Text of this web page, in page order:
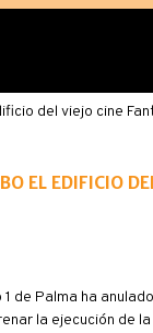
del viejo cine
el edificio
de Palma ha
la ejecución de